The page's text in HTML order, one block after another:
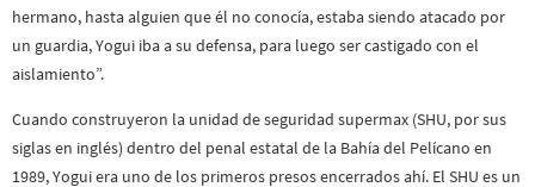
hermano, hasta alguien que él no conocía, estaba siendo atacado por
un guardia, Yogui iba a su defensa, para luego ser castigado con el
aislamiento”.
Cuando construyeron la unidad de seguridad supermax (SHU, por sus
siglas en inglés) dentro del penal estatal de la Bahía del Pelícano en
1989, Yogui era uno de los primeros presos encerrados ahí. El SHU es un